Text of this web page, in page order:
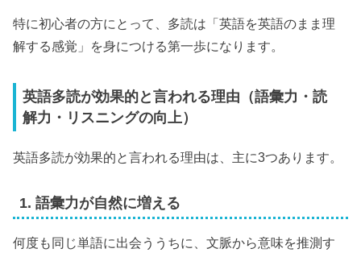
特に初心者の方にとって、多読は「英語を英語のまま理
解する感覚」を身につける第一歩になります。
英語多読が効果的と言われる理由（語彙力・読
解力・リスニングの向上）
英語多読が効果的と言われる理由は、主に3つあります。
1. 語彙力が自然に増える
何度も同じ単語に出会ううちに、文脈から意味を推測す